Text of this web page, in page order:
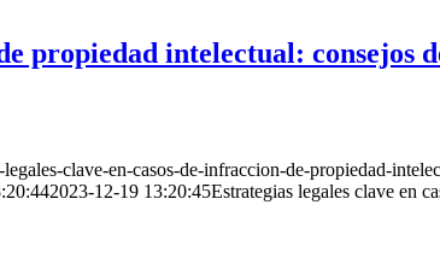
propiedad intelectual: consejos
clave-en-casos-de-infraccion-de-propiedad-
2023-12-19 13:20:45Estrategias legales clave en